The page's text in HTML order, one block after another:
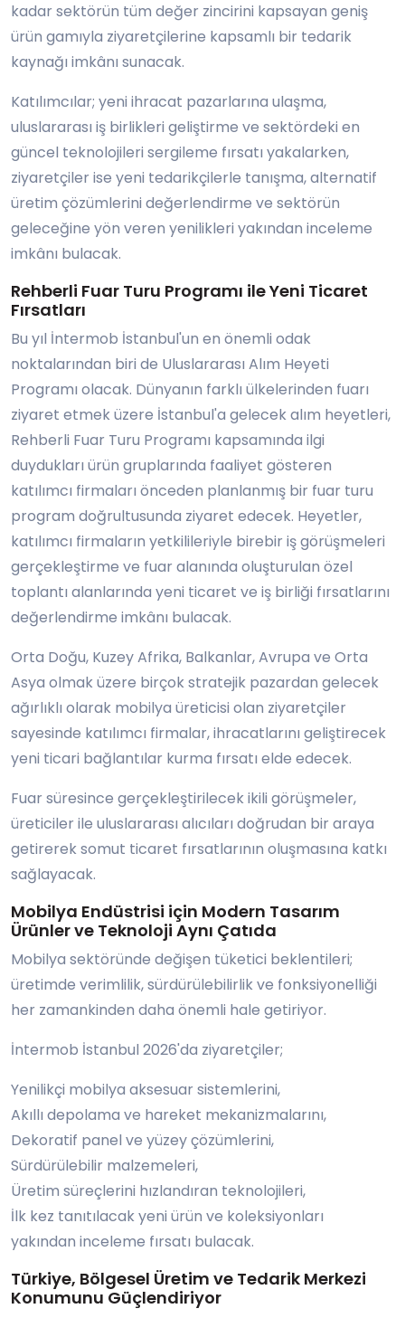
kadar sektörün tüm değer zincirini kapsayan geniş
ürün gamıyla ziyaretçilerine kapsamlı bir tedarik
kaynağı imkânı sunacak.
Katılımcılar; yeni ihracat pazarlarına ulaşma,
uluslararası iş birlikleri geliştirme ve sektördeki en
güncel teknolojileri sergileme fırsatı yakalarken,
ziyaretçiler ise yeni tedarikçilerle tanışma, alternatif
üretim çözümlerini değerlendirme ve sektörün
geleceğine yön veren yenilikleri yakından inceleme
imkânı bulacak.
Rehberli Fuar Turu Programı ile Yeni Ticaret
Fırsatları
Bu yıl İntermob İstanbul'un en önemli odak
noktalarından biri de Uluslararası Alım Heyeti
Programı olacak. Dünyanın farklı ülkelerinden fuarı
ziyaret etmek üzere İstanbul'a gelecek alım heyetleri,
Rehberli Fuar Turu Programı kapsamında ilgi
duydukları ürün gruplarında faaliyet gösteren
katılımcı firmaları önceden planlanmış bir fuar turu
program doğrultusunda ziyaret edecek. Heyetler,
katılımcı firmaların yetkilileriyle birebir iş görüşmeleri
gerçekleştirme ve fuar alanında oluşturulan özel
toplantı alanlarında yeni ticaret ve iş birliği fırsatlarını
değerlendirme imkânı bulacak.
Orta Doğu, Kuzey Afrika, Balkanlar, Avrupa ve Orta
Asya olmak üzere birçok stratejik pazardan gelecek
ağırlıklı olarak mobilya üreticisi olan ziyaretçiler
sayesinde katılımcı firmalar, ihracatlarını geliştirecek
yeni ticari bağlantılar kurma fırsatı elde edecek.
Fuar süresince gerçekleştirilecek ikili görüşmeler,
üreticiler ile uluslararası alıcıları doğrudan bir araya
getirerek somut ticaret fırsatlarının oluşmasına katkı
sağlayacak.
Mobilya Endüstrisi için Modern Tasarım
Ürünler ve Teknoloji Aynı Çatıda
Mobilya sektöründe değişen tüketici beklentileri;
üretimde verimlilik, sürdürülebilirlik ve fonksiyonelliği
her zamankinden daha önemli hale getiriyor.
İntermob İstanbul 2026'da ziyaretçiler;
Yenilikçi mobilya aksesuar sistemlerini,
Akıllı depolama ve hareket mekanizmalarını,
Dekoratif panel ve yüzey çözümlerini,
Sürdürülebilir malzemeleri,
Üretim süreçlerini hızlandıran teknolojileri,
İlk kez tanıtılacak yeni ürün ve koleksiyonları
yakından inceleme fırsatı bulacak.
Türkiye, Bölgesel Üretim ve Tedarik Merkezi
Konumunu Güçlendiriyor